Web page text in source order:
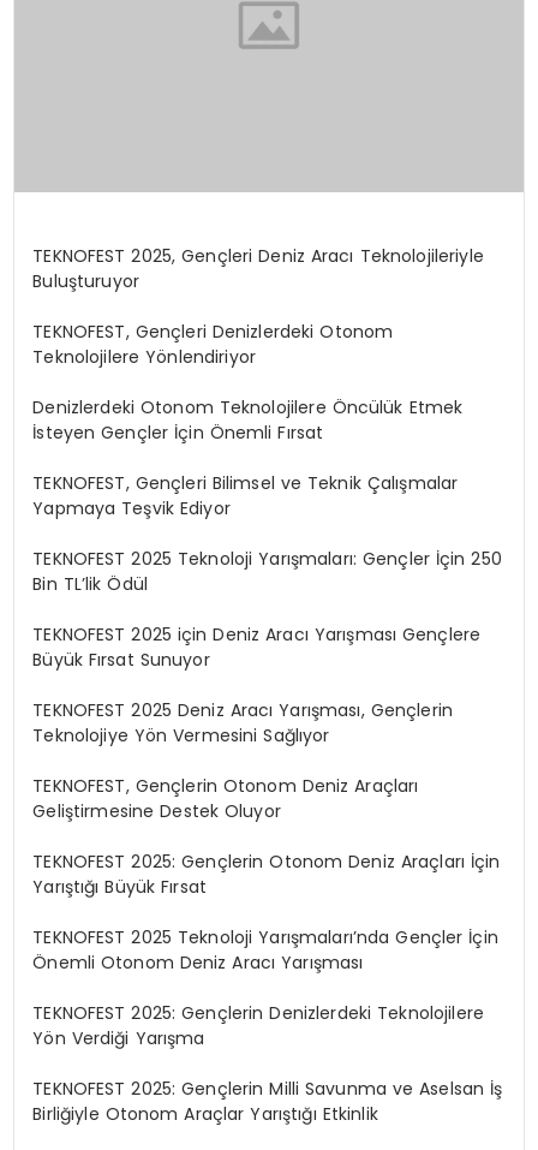
TEKNOFEST 2025, Gençleri Deniz Aracı Teknolojileriyle
Buluşturuyor
TEKNOFEST, Gençleri Denizlerdeki Otonom
Teknolojilere Yönlendiriyor
Denizlerdeki Otonom Teknolojilere Öncülük Etmek
İsteyen Gençler İçin Önemli Fırsat
TEKNOFEST, Gençleri Bilimsel ve Teknik Çalışmalar
Yapmaya Teşvik Ediyor
TEKNOFEST 2025 Teknoloji Yarışmaları: Gençler İçin 250
Bin TL’lik Ödül
TEKNOFEST 2025 için Deniz Aracı Yarışması Gençlere
Büyük Fırsat Sunuyor
TEKNOFEST 2025 Deniz Aracı Yarışması, Gençlerin
Teknolojiye Yön Vermesini Sağlıyor
TEKNOFEST, Gençlerin Otonom Deniz Araçları
Geliştirmesine Destek Oluyor
TEKNOFEST 2025: Gençlerin Otonom Deniz Araçları İçin
Yarıştığı Büyük Fırsat
TEKNOFEST 2025 Teknoloji Yarışmaları’nda Gençler İçin
Önemli Otonom Deniz Aracı Yarışması
TEKNOFEST 2025: Gençlerin Denizlerdeki Teknolojilere
Yön Verdiği Yarışma
TEKNOFEST 2025: Gençlerin Milli Savunma ve Aselsan İş
Birliğiyle Otonom Araçlar Yarıştığı Etkinlik